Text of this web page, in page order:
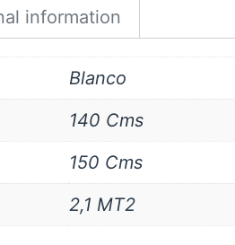
information
Blanco
140 Cms
150 Cms
2,1 MT2